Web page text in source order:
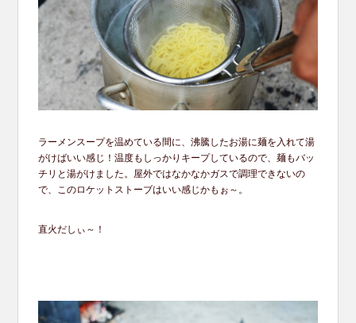
ラーメンスープを温めている間に、沸騰したお湯に麺を入れて湯
がけばいい感じ！温度もしっかりキープしているので、麺もバッ
チリと湯がけました。屋外ではなかなかガスで調理できないの
で、このロケットストーブはいい感じかもぉ～。
直火だしぃ～！